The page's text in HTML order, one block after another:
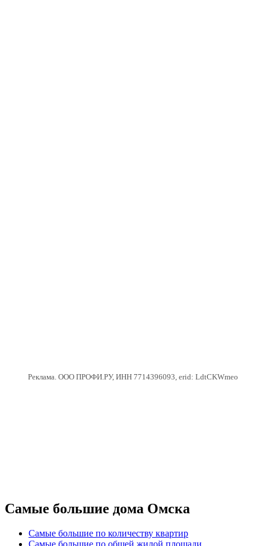
Реклама. ООО ПРОФИ.РУ, ИНН 7714396093, erid: LdtCKWmeo
Самые большие дома Омска
Самые большие по количеству квартир